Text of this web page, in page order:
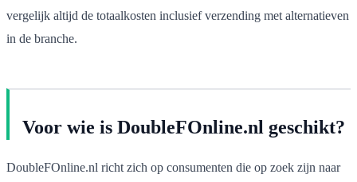
vergelijk altijd de totaalkosten inclusief verzending met alternatieven
in de branche.
Voor wie is DoubleFOnline.nl geschikt?
DoubleFOnline.nl richt zich op consumenten die op zoek zijn naar